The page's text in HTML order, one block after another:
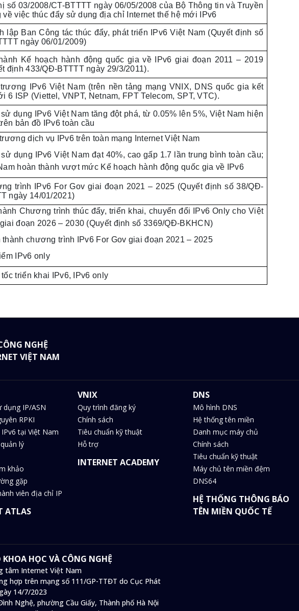
số 03/2008/CT-BTTTT ngày 06/05/2008 của Bộ Thông tin và Truyền
về việc thúc đẩy sử dụng địa chỉ Internet thế hệ mới IPv6
lập Ban Công tác thúc đẩy, phát triển IPv6 Việt Nam (Quyết định số
ngày 06/01/2009)
Kế hoạch hành động quốc gia về IPv6 giai đoạn 2011 – 2019
định 433/QĐ-BTTTT ngày 29/3/2011).
IPv6 Việt Nam (trên nền tảng mạng VNIX, DNS quốc gia kết
6 ISP (Viettel, VNPT, Netnam, FPT Telecom, SPT, VTC).
dụng IPv6 Việt Nam tăng đột phá, từ 0.05% lên 5%, Việt Nam hiện
bản đồ IPv6 toàn cầu
dịch vụ IPv6 trên toàn mạng Internet Việt Nam
dụng IPv6 Việt Nam đạt 40%, cao gấp 1.7 lần trung bình toàn cầu;
hoàn thành vượt mức Kế hoạch hành động quốc gia về IPv6
trình IPv6 For Gov giai đoạn 2021 – 2025 (Quyết định số 38/QĐ-
ngày 14/01/2021)
Chương trình thúc đẩy, triển khai, chuyển đổi IPv6 Only cho Việt
đoạn 2026 – 2030 (Quyết định số 3369/QĐ-BKHCN)
thành chương trình IPv6 For Gov giai đoạn 2021 – 2025
IPv6 only
triển khai IPv6, IPv6 only
NGHỆ
VIỆT NAM
dụng IP/ASN
RPKI
tại Việt Nam
lý
khảo
gặp
viên địa chỉ IP
ATLAS
VNIX
Quy trình đăng ký
Chính sách
Tiêu chuẩn kỹ thuật
Hỗ trợ
INTERNET ACADEMY
DNS
Mô hình DNS
Hệ thống tên miền
Danh mục máy chủ
Chính sách
Tiêu chuẩn kỹ thuật
Máy chủ tên miền đệm
DNS64
HỆ THỐNG THÔNG BÁO
TÊN MIỀN QUỐC TẾ
HỌC VÀ CÔNG NGHỆ
tâm Internet Việt Nam
hợp trên mạng số 111/GP-TTĐT do Cục Phát
14/7/2023
Nghệ, phường Cầu Giấy, Thành phố Hà Nội